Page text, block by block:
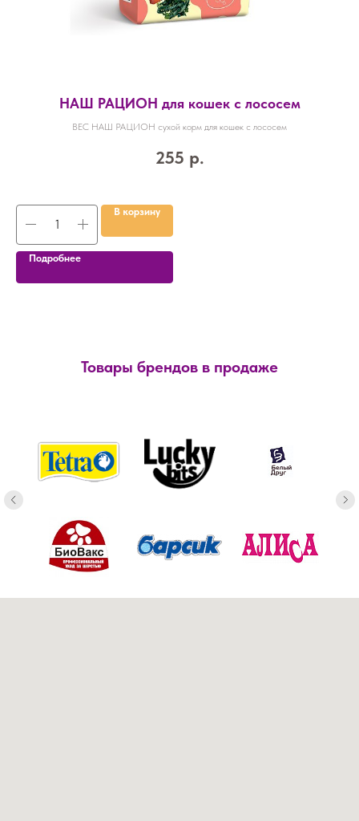
НАШ РАЦИОН для кошек с лососем
ВЕС НАШ РАЦИОН сухой корм для кошек с лососем
255 р.
В корзину
Подробнее
Товары брендов в продаже